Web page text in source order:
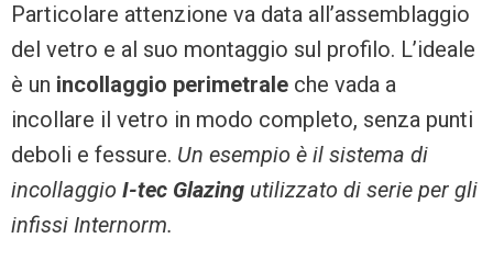
Particolare attenzione va data all’assemblaggio
del vetro e al suo montaggio sul profilo. L’ideale
è un incollaggio perimetrale che vada a
incollare il vetro in modo completo, senza punti
deboli e fessure. Un esempio è il sistema di
incollaggio I-tec Glazing utilizzato di serie per gli
infissi Internorm.